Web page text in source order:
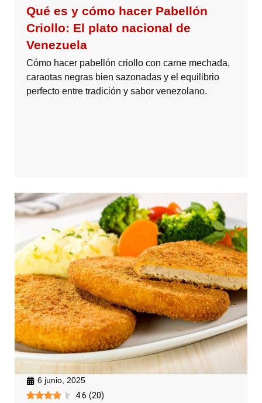
Qué es y cómo hacer Pabellón
Criollo: El plato nacional de
Venezuela
Cómo hacer pabellón criollo con carne mechada,
caraotas negras bien sazonadas y el equilibrio
perfecto entre tradición y sabor venezolano.
6 junio, 2025
4.6 (20)